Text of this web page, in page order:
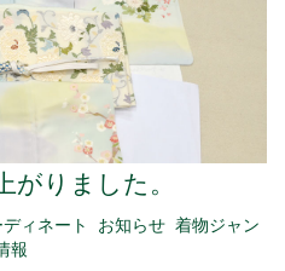
りました。
ィネート お知らせ 着物ジャン
報